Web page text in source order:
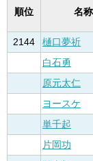
順位 名称
2144
樋口夢祈
白石勇
原元太仁
ヨースケ
単千起
片岡功